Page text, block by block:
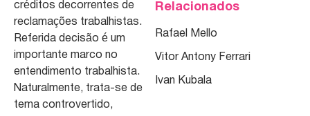
créditos decorrentes de
reclamações trabalhistas.
Referida decisão é um
importante marco no
entendimento trabalhista.
Naturalmente, trata-se de
tema controvertido,
Relacionados
Rafael Mello
Vitor Antony Ferrari
Ivan Kubala